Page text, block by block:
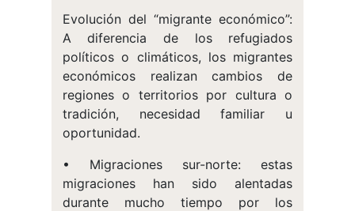
Evolución del “migrante económico”:
A diferencia de los refugiados
políticos o climáticos, los migrantes
económicos realizan cambios de
regiones o territorios por cultura o
tradición, necesidad familiar u
oportunidad.
• Migraciones sur-norte: estas
migraciones han sido alentadas
durante mucho tiempo por los